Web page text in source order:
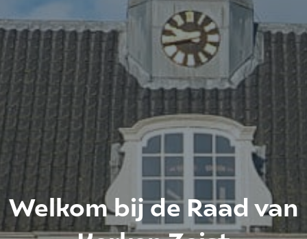
Welkom bij de Raad van